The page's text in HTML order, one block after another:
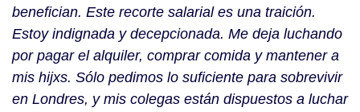
benefician. Este recorte salarial es una traición.
Estoy indignada y decepcionada. Me deja luchando
por pagar el alquiler, comprar comida y mantener a
mis hijxs. Sólo pedimos lo suficiente para sobrevivir
en Londres, y mis colegas están dispuestos a luchar